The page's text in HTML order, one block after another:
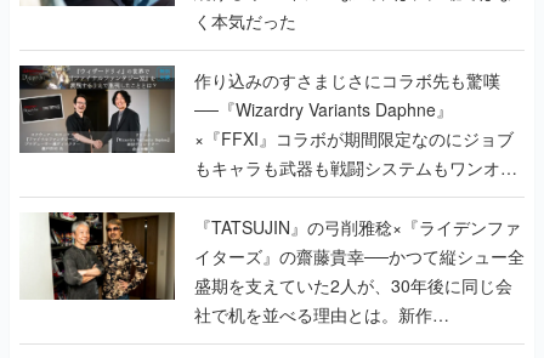
く本気だった
作り込みのすさまじさにコラボ先も驚嘆
──『Wizardry Variants Daphne』
×『FFXI』コラボが期間限定なのにジョブ
もキャラも武器も戦闘システムもワンオフ
で作り込まれた理由を両ディレクターに聞
く
『TATSUJIN』の弓削雅稔×『ライデンファ
イターズ』の齋藤貴幸──かつて縦シュー全
盛期を支えていた2人が、30年後に同じ会
社で机を並べる理由とは。新作
『TATSUJIN EXTREME』で初タッグを組